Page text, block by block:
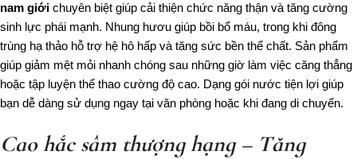
nam giới chuyên biệt giúp cải thiện chức năng thận và tăng cường
sinh lực phái mạnh. Nhung hươu giúp bồi bổ máu, trong khi đông
trùng hạ thảo hỗ trợ hệ hô hấp và tăng sức bền thể chất. Sản phẩm
giúp giảm mệt mỏi nhanh chóng sau những giờ làm việc căng thẳng
hoặc tập luyện thể thao cường độ cao. Dạng gói nước tiện lợi giúp
bạn dễ dàng sử dụng ngay tại văn phòng hoặc khi đang di chuyển.
Cao hắc sâm thượng hạng – Tăng